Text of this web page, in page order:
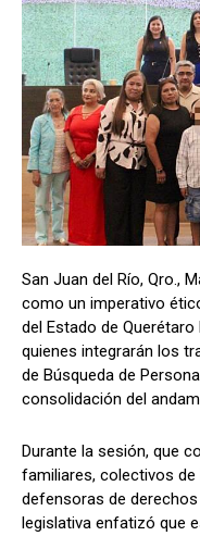
San Juan del Río, Qro.,
como un imperativo
del Estado de
quienes integrarán los
de Búsqueda de
consolidación del
Durante la sesión, que
familiares, colectivos
defensoras de
legislativa enfatizó que